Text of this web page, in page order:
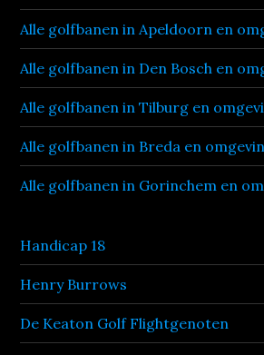
Alle golfbanen in Apeldoorn en
Alle golfbanen in Den Bosch en
Alle golfbanen in Tilburg en
Alle golfbanen in Breda en
Alle golfbanen in Gorinchem en
Handicap 18
Henry Burrows
De Keaton Golf Flightgenoten